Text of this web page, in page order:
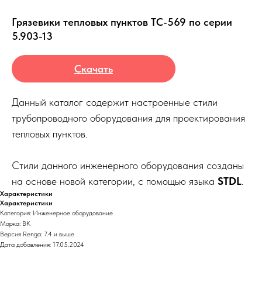
Грязевики тепловых пунктов ТС-569 по серии
5.903-13
Скачать
Данный каталог содержит настроенные стили
трубопроводного оборудования для проектирования
тепловых пунктов.
Стили данного инженерного оборудования созданы
на основе новой категории, с помощью языка STDL
Характеристики
Характеристики
Категория: Инженерное оборудование
Марка: ВК
Версия Renga: 7.4 и выше
Дата добавления: 17.05.2024